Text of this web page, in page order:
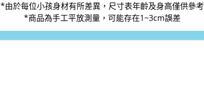
*由於每位小孩身材有所差異，尺寸表年齡及身高僅供參考
*商品為手工平放測量，可能存在1~3cm誤差